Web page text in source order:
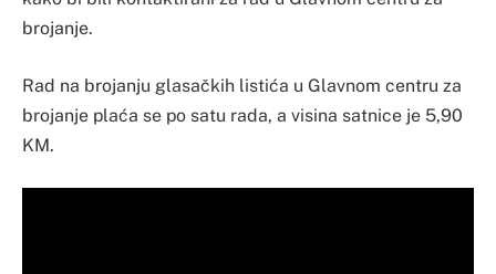
brojanje.
Rad na brojanju glasačkih listića u Glavnom centru za
brojanje plaća se po satu rada, a visina satnice je 5,90
KM.